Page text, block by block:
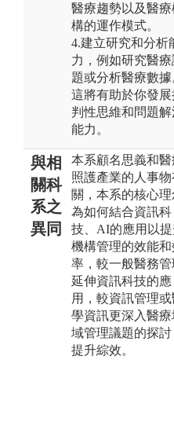
醫療趨勢以及醫療
構的運作模式。
4.建立研究和分析
力，例如研究醫療
題或分析醫療數據
這將有助於你發展
判性思維和問題解
能力。
與相
關科
系之
異同
本系顧名思義和醫
照護產業的人事物
關，本系的核心理
為如何結合資訊科
技、AI的應用以
機構管理的效能和
率，較一般醫務管
延伸資訊科技的應
用，較資訊管理
學資訊更深入醫療
域管理議題的探討
提升綜效。